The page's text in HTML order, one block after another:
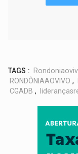
TAGS :
RONDÔNIAAOVIVO ,
CGADB ,